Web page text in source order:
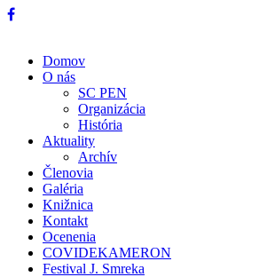
Domov
O nás
SC PEN
Organizácia
História
Aktuality
Archív
Členovia
Galéria
Knižnica
Kontakt
Ocenenia
COVIDEKAMERON
Festival J. Smreka